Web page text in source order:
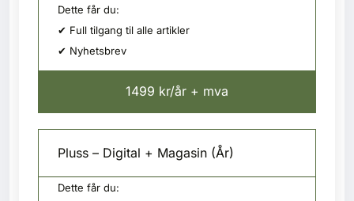
Dette får du:
✔ Full tilgang til alle artikler
✔ Nyhetsbrev
1499 kr/år + mva
Pluss – Digital + Magasin (År)
Dette får du: